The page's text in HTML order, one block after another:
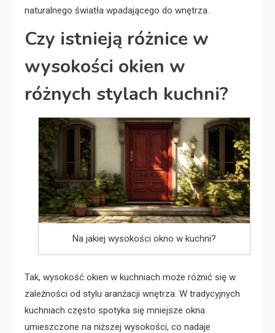
naturalnego światła wpadającego do wnętrza.
Czy istnieją różnice w
wysokości okien w
różnych stylach kuchni?
Na jakiej wysokości okno w kuchni?
Tak, wysokość okien w kuchniach może różnić się w
zależności od stylu aranżacji wnętrza. W tradycyjnych
kuchniach często spotyka się mniejsze okna
umieszczone na niższej wysokości, co nadaje